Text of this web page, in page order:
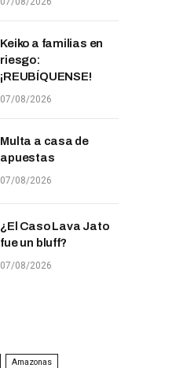
Keiko a familias en
riesgo:
¡REUBÍQUENSE!
07/08/2026
Multa a casa de
apuestas
07/08/2026
¿El Caso Lava Jato
fue un bluff?
07/08/2026
Amazonas